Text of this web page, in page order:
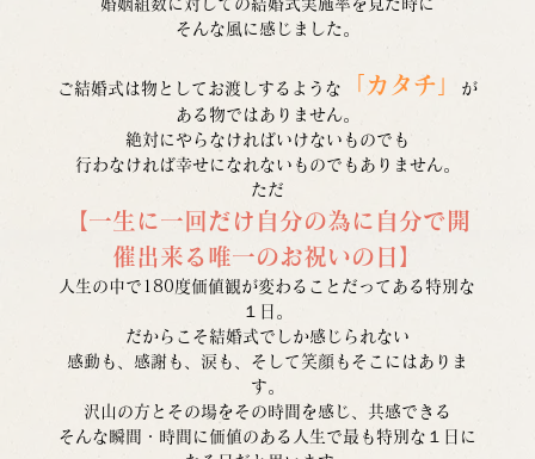
婚姻組数に対しての結婚式実施率を見た時に
そんな風に感じました。
ご結婚式は物としてお渡しするような 「カタチ」
が
ある物ではありません。
絶対にやらなければいけないものでも
行わなければ幸せになれないものでもありません。
ただ
【一生に一回だけ自分の為に自分で開
催出来る唯一のお祝いの日】
人生の中で180度価値観が変わることだってある特別な
１日。
だからこそ結婚式でしか感じられない
感動も、感謝も、涙も、そして笑顔もそこにはありま
す。
沢山の方とその場をその時間を感じ、共感できる
そんな瞬間・時間に価値のある人生で最も特別な１日に